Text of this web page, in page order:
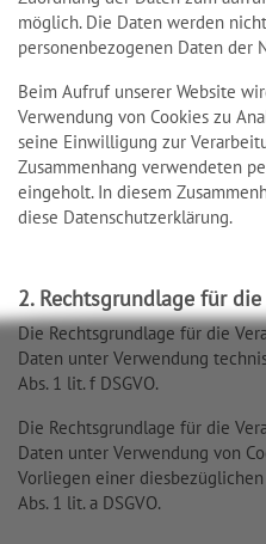
möglich. Die Daten werden
personenbezogenen Daten der
Beim Aufruf unserer Website
Verwendung von Cookies zu
seine Einwilligung zur
Zusammenhang verwendeten
eingeholt. In diesem
diese Datenschutzerklärung.
2. Rechtsgrundlage für
Die Rechtsgrundlage für die
Daten unter Verwendung
Abs. 1 lit. f DSGVO.
Die Rechtsgrundlage für die
Daten unter Verwendung von
Vorliegen einer
Abs. 1 lit. a DSGVO.